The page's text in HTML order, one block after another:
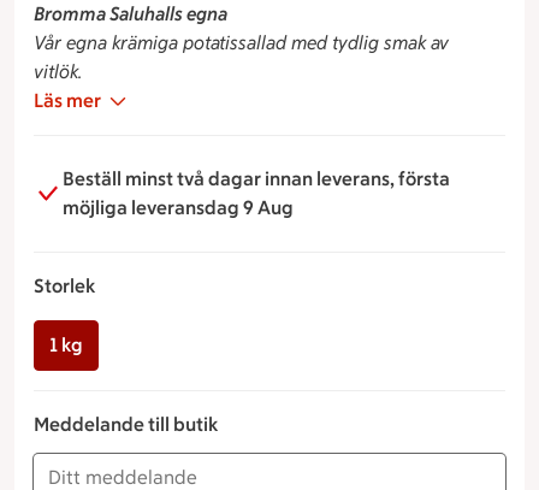
Bromma Saluhalls egna
Vår egna krämiga potatissallad med tydlig smak av
vitlök.
Läs mer
Beställ minst två dagar innan leverans, första
möjliga leveransdag 9 Aug
Storlek
1 kg
Meddelande till butik